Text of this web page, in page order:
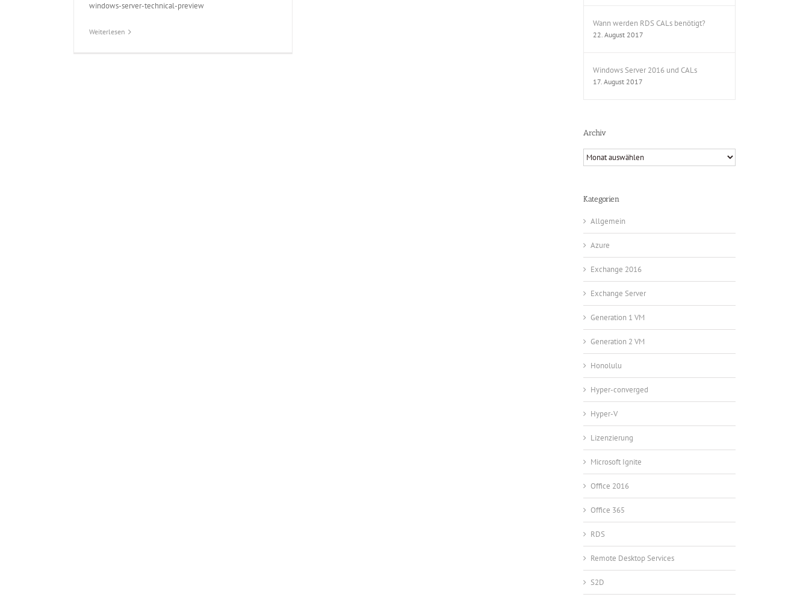
windows-server-technical-preview
Weiterlesen
Wann werden RDS CALs benötigt?
22. August 2017
Windows Server 2016 und CALs
17. August 2017
Archiv
Archiv
Kategorien
Allgemein
Azure
Exchange 2016
Exchange Server
Generation 1 VM
Generation 2 VM
Honolulu
Hyper-converged
Hyper-V
Lizenzierung
Microsoft Ignite
Office 2016
Office 365
RDS
Remote Desktop Services
S2D